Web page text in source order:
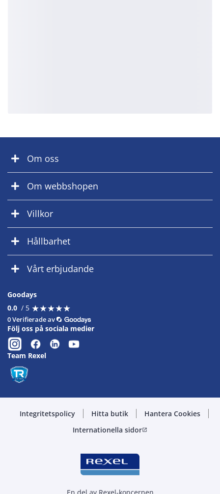
Om oss
Om webbshopen
Villkor
Hållbarhet
Vårt erbjudande
Goodays
0.0 / 5 ★★★★★
★★★★★
0 Verifierade av
Följ oss på sociala medier
Team Rexel
Integritetspolicy Hitta butik
Hantera Cookies
Internationella sidoropen_in_new